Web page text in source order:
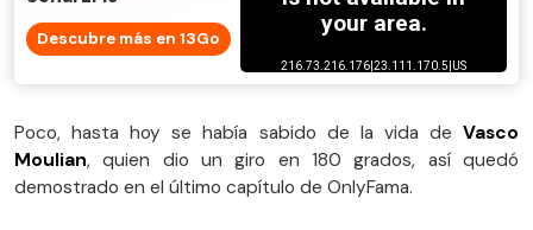
Descubre más en 13Go
Poco, hasta hoy se había sabido de la vida de Vasco
Moulian, quien dio un giro en 180 grados, así quedó
demostrado en el último capítulo de OnlyFama.